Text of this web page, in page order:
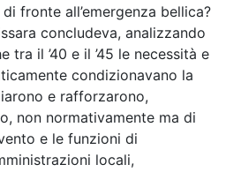
fronte all’emergenza bellica?
concludeva, analizzando
tra il ’40 e il ’45 le necessità e
condizionavano la
e rafforzarono,
non normativamente ma di
e le funzioni di
locali,